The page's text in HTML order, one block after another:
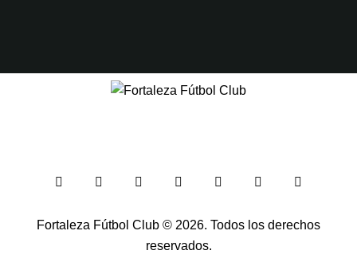
Fortaleza Fútbol Club © 2026. Todos los derechos
reservados.